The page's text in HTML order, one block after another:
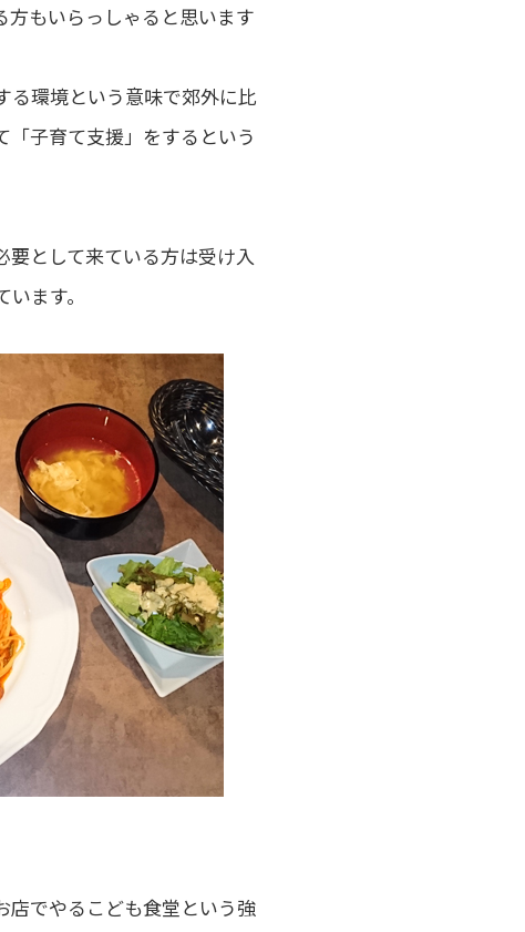
方もいらっしゃると思います
る環境という意味で郊外に比
子育て支援」をするという
として来ている方は受け入
ます。
店でやるこども食堂という強